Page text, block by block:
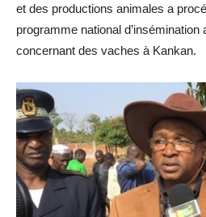
et des productions animales a
programme national
concernant des vaches à Kankan.